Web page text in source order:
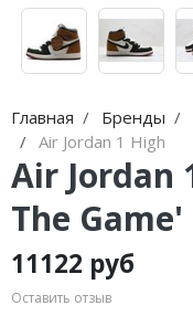
Главная Бренды
Air Jordan 1 High
Air Jordan
The Game'
11122 руб
Оставить отзыв
Jordan Tatum
Air Jordan 40
Air Jordan 39
Air Jordan 38
Air Jordan 37
Nike Dunk
Nike Blazer
Nike P-6000
Nike Initiator
Nike Pegasus
adidas Samba
adidas Handball
adidas Adistar
adidas adiFOM
adidas Adizero
MMY
HOKA
A Bathing Ape
Travis Scott
Converse